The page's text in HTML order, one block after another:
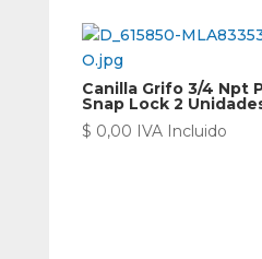
Canilla Grifo 3/4 Npt
Snap Lock 2
$ 0,00 IVA Incluido